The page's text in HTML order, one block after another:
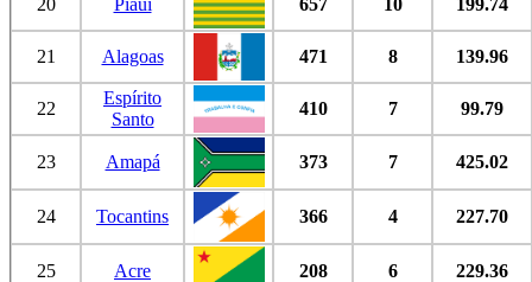
20 Piauí 657 10 199.74
21 Alagoas 471 8 139.96
22
Espírito
Santo
410 7 99.79
23 Amapá 373 7 425.02
24 Tocantins 366 4 227.70
25 Acre 208 6 229.36